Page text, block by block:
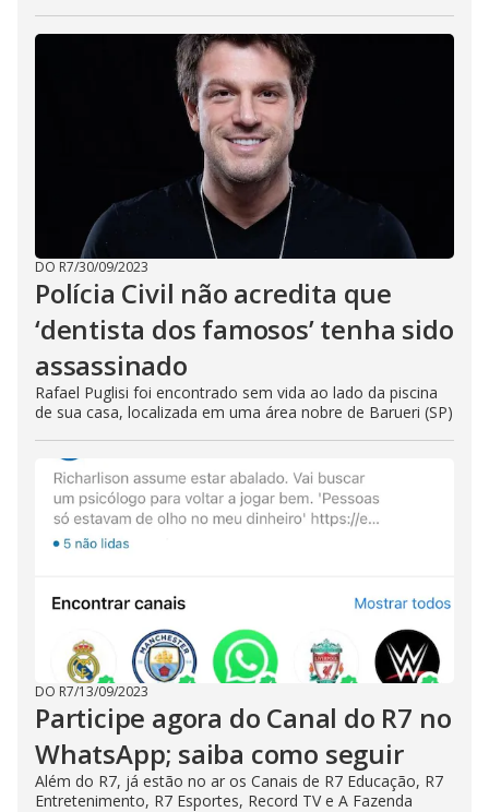
DO R7/30/09/2023
Polícia Civil não acredita que
‘dentista dos famosos’ tenha sido
assassinado
Rafael Puglisi foi encontrado sem vida ao lado da piscina
de sua casa, localizada em uma área nobre de Barueri (SP)
DO R7/13/09/2023
Participe agora do Canal do R7 no
WhatsApp; saiba como seguir
Além do R7, já estão no ar os Canais de R7 Educação, R7
Entretenimento, R7 Esportes, Record TV e A Fazenda